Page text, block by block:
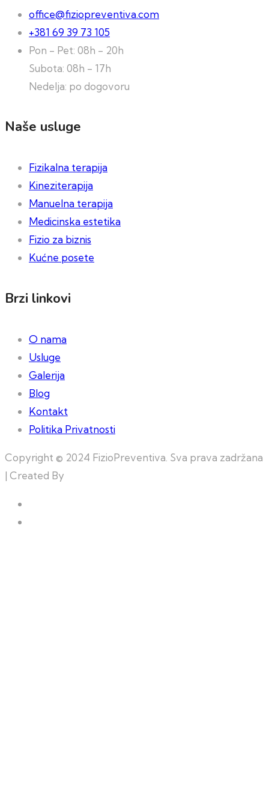
office@fiziopreventiva.com
+381 69 39 73 105
Pon - Pet: 08h - 20h
Subota: 08h - 17h
Nedelja: po dogovoru
Naše usluge
Fizikalna terapija
Kineziterapija
Manuelna terapija
Medicinska estetika
Fizio za biznis
Kućne posete
Brzi linkovi
O nama
Usluge
Galerija
Blog
Kontakt
Politika Privatnosti
Copyright © 2024 FizioPreventiva. Sva prava zadržana
| Created By